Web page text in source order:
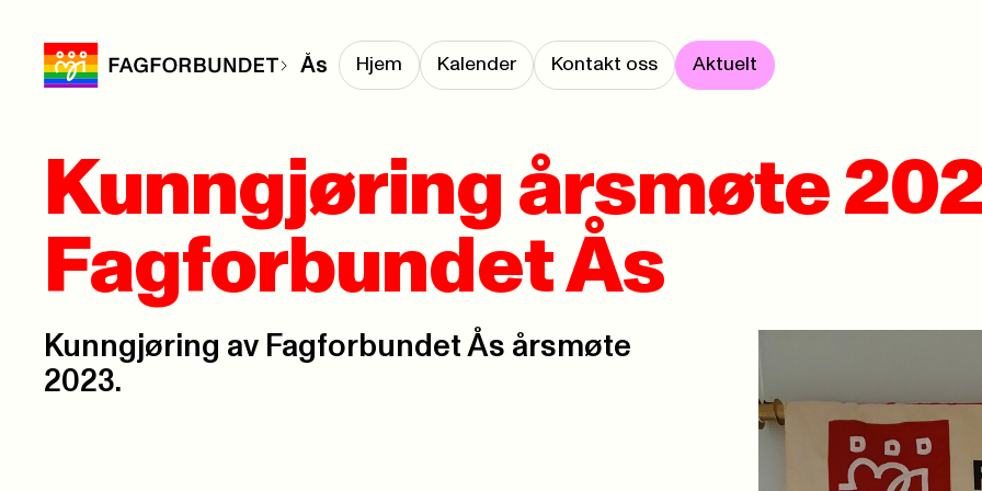
Ås Hjem Kalender Kontakt oss Aktuelt
Kunngjøring årsmøte
Fagforbundet Ås
Kunngjøring av Fagforbundet Ås årsmøte
2023.